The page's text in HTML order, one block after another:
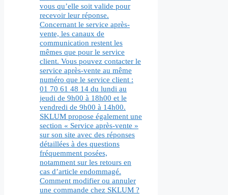
vous qu’elle soit valide pour
recevoir leur réponse.
Concernant le service après-
vente, les canaux de
communication restent les
mêmes que pour le service
client. Vous pouvez contacter le
service après-vente au même
numéro que le service client :
01 70 61 48 14 du lundi au
jeudi de 9h00 à 18h00 et le
vendredi de 9h00 à 14h00.
SKLUM propose également une
section « Service après-vente »
sur son site avec des réponses
détaillées à des questions
fréquemment posées,
notamment sur les retours en
cas d’article endommagé.
Comment modifier ou annuler
une commande chez SKLUM ?